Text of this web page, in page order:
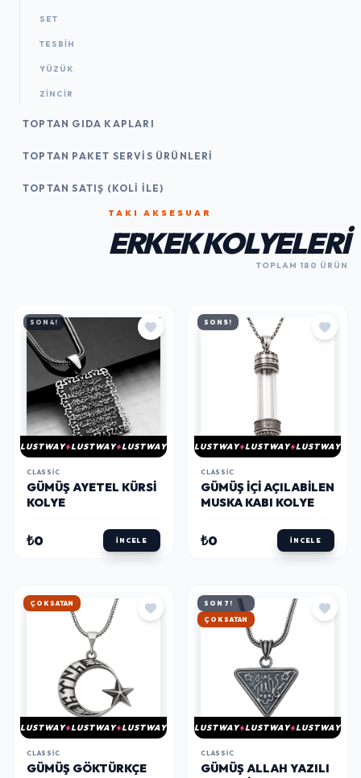
SET
TESBIH
YÜZÜK
ZINCIR
TOPTAN GIDA KAPLARI
TOPTAN PAKET SERVIS ÜRÜNLERI
TOPTAN SATIŞ (KOLI İLE)
TAKI AKSESUAR
ERKEK KOLYELERI
TOPLAM 180 ÜRÜN
SON 4!
LUSTWAY LUSTWAY LUSTWAY
CLASSIC
GÜMÜŞ AYETEL KÜRSI
KOLYE
₺0 İNCELE
SON 5!
LUSTWAY LUSTWAY LUSTWAY
CLASSIC
GÜMÜŞ İÇI AÇILABILEN
MUSKA KABI KOLYE
₺0 İNCELE
HIZLI KARGO
LUSTWAY LUSTWAY LUSTWAY
CLASSIC
GÜMÜŞ GÖKTÜRKÇE
SON 7!
HIZLI KARGO
LUSTWAY LUSTWAY LUSTWAY
CLASSIC
GÜMÜŞ ALLAH YAZILI